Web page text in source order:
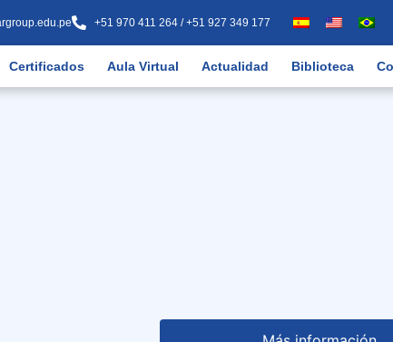
+51 970 411 264 / +51 927 349 177
Certificados Aula Virtual Actualidad Biblioteca